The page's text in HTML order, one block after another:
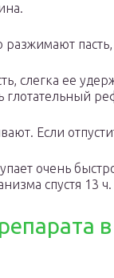
слегка ее
глотательный
Если
очень
спустя 13 ч.